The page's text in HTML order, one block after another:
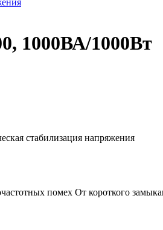
1000ВА/1000Вт
стабилизация напряжения
помех От короткого